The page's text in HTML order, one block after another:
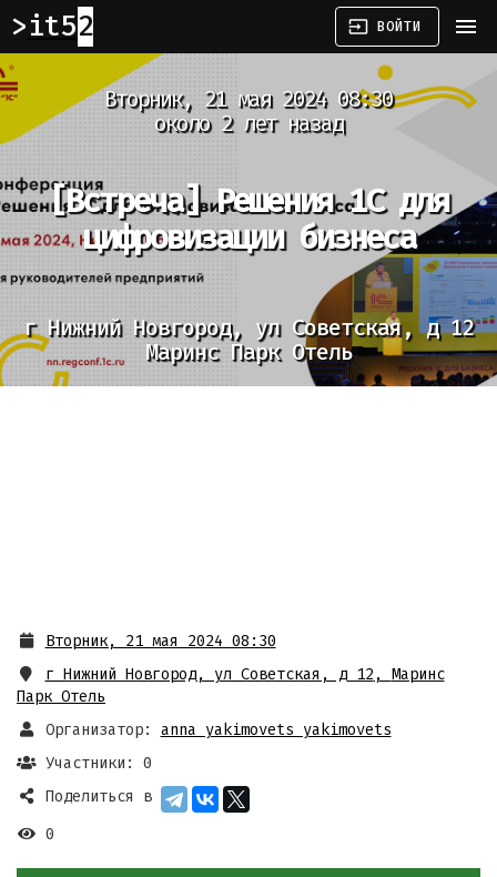
it52 input ВОЙТИ menu
Вторник, 21 мая 2024 08:30
около 2 лет назад
[Встреча] Решения 1С для
цифровизации бизнеса
г Нижний Новгород, ул Советская, д 12
Маринс Парк Отель
Вторник, 21 мая 2024 08:30
г Нижний Новгород, ул Советская, д 12, Маринс
Парк Отель
Организатор:
anna yakimovets yakimovets
Участники: 0
Поделиться в
0